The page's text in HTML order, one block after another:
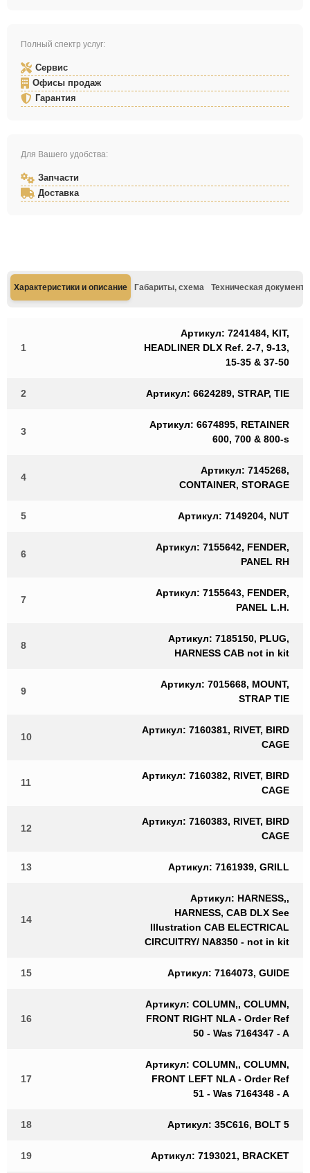
Полный спектр услуг:
Сервис
Офисы продаж
Гарантия
Для Вашего удобства:
Запчасти
Доставка
Характеристики и описание Габариты, схема Техническая
1
Артикул: 7241484, KIT,
HEADLINER DLX Ref. 2-7, 9-13,
15-35 & 37-50
2 Артикул: 6624289, STRAP, TIE
3
Артикул: 6674895, RETAINER
600, 700 & 800-s
4
Артикул: 7145268,
CONTAINER, STORAGE
5 Артикул: 7149204, NUT
6
Артикул: 7155642, FENDER,
PANEL RH
7
Артикул: 7155643, FENDER,
PANEL L.H.
8
Артикул: 7185150, PLUG,
HARNESS CAB not in kit
9
Артикул: 7015668, MOUNT,
STRAP TIE
10
Артикул: 7160381, RIVET, BIRD
CAGE
11
Артикул: 7160382, RIVET, BIRD
CAGE
12
Артикул: 7160383, RIVET, BIRD
CAGE
13 Артикул: 7161939, GRILL
14
Артикул: HARNESS,,
HARNESS, CAB DLX See
Illustration CAB ELECTRICAL
CIRCUITRY/ NA8350 - not in kit
15 Артикул: 7164073, GUIDE
16
Артикул: COLUMN,, COLUMN,
FRONT RIGHT NLA - Order Ref
50 - Was 7164347 - A
17
Артикул: COLUMN,, COLUMN,
FRONT LEFT NLA - Order Ref
51 - Was 7164348 - A
18 Артикул: 35C616, BOLT 5
19 Артикул: 7193021, BRACKET